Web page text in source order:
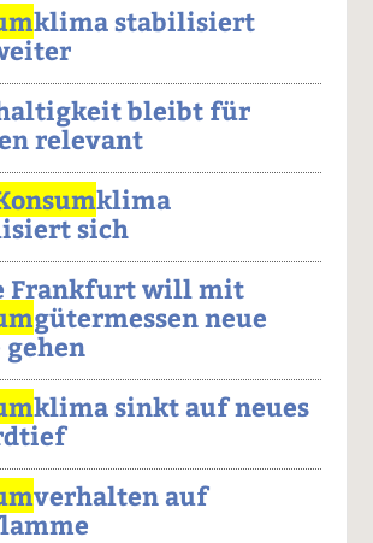
klima stabilisiert
bleibt für
relevant
klima
sich
Frankfurt will mit
gütermessen neue
gehen
klima sinkt auf neues
verhalten auf